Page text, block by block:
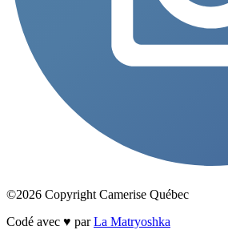
©2026 Copyright Camerise Québec
Codé avec ♥ parLa Matryoshka